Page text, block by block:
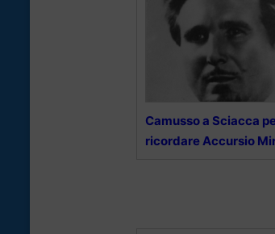
Camusso a Sciacca
ricordare Accursio